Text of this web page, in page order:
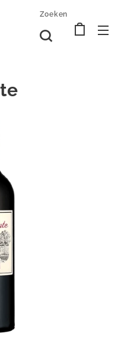
Zoeken